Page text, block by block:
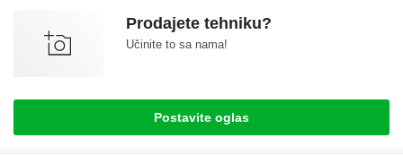
Prodajete tehniku?
Učinite to sa nama!
Postavite oglas